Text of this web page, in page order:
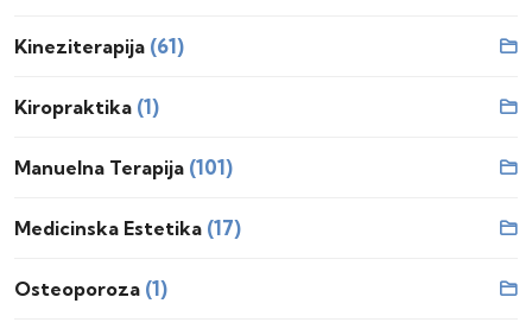
Kineziterapija (61)
Kiropraktika (1)
Manuelna Terapija (101)
Medicinska Estetika (17)
Osteoporoza (1)